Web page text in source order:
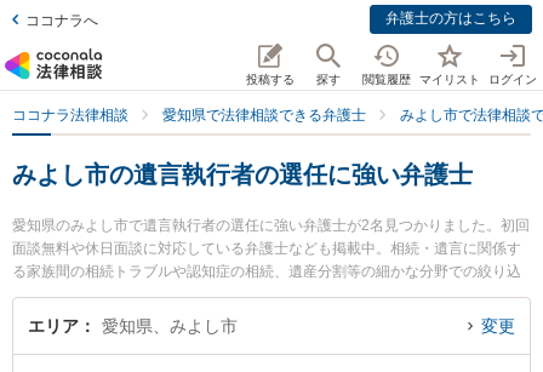
ココナラへ 弁護士の方はこちら
投稿する 探す 閲覧履歴 マイリスト ログイン
ココナラ法律相談 愛知県で法律相談できる弁護士 みよし市で法律相談
みよし市の遺言執行者の選任に強い弁護士
愛知県のみよし市で遺言執行者の選任に強い弁護士が2名見つかりました。初回
面談無料や休日面談に対応している弁護士なども掲載中。相続・遺言に関係す
る家族間の相続トラブルや認知症の相続、遺産分割等の細かな分野での絞り込
み検索もでき便利です。特にみよし総合法律事務所 三好ヶ丘事務所の相馬 信子
弁護士やみよし総合法律事務所の伊藤 健二弁護士のプロフィール情報や弁護士
エリア 愛知県、みよし市 変更